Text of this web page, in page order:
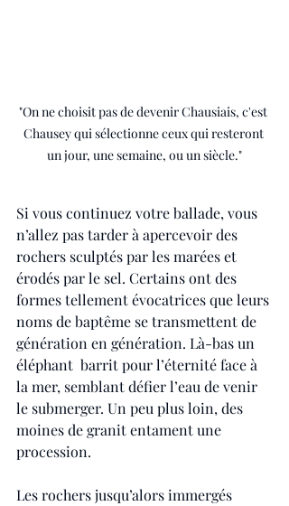
"On ne choisit pas de devenir Chausiais, c'est
Chausey qui sélectionne ceux qui resteront
un jour, une semaine, ou un siècle."
Si vous continuez votre ballade, vous
n’allez pas tarder à apercevoir des
rochers sculptés par les marées et
érodés par le sel. Certains ont des
formes tellement évocatrices que leurs
noms de baptême se transmettent de
génération en génération. Là-bas un
éléphant  barrit pour l’éternité face à
la mer, semblant défier l’eau de venir
le submerger. Un peu plus loin, des
moines de granit entament une
procession.
Les rochers jusqu’alors immergés